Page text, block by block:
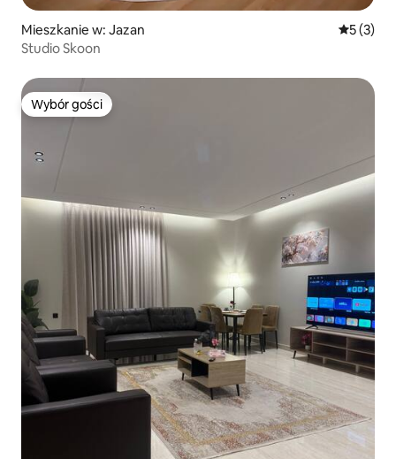
Mieszkanie w: Jazan Średnia
5 (3)
Studio Skoon
Wybór gości
Wybór gości